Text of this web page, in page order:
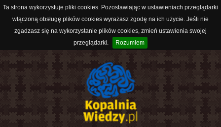
Ta strona wykorzystuje pliki cookies. Pozostawiając w ustawieniach przeglądarki
włączoną obsługę plików cookies wyrażasz zgodę na ich użycie. Jeśli nie
zgadzasz się na wykorzystanie plików cookies, zmień ustawienia swojej
przeglądarki.
Rozumiem